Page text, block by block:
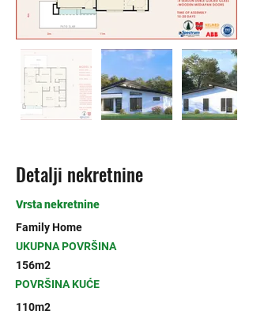
Detalji nekretnine
Vrsta nekretnine
Family Home
UKUPNA POVRŠINA
156m2
POVRŠINA KUĆE
110m2